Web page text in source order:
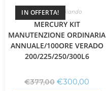
IN OFFERTA!
Mercury,Tagliando
MERCURY KIT
MANUTENZIONE ORDINARIA
ANNUALE/100ORE VERADO
200/225/250/300L6
€377,00 €300,00